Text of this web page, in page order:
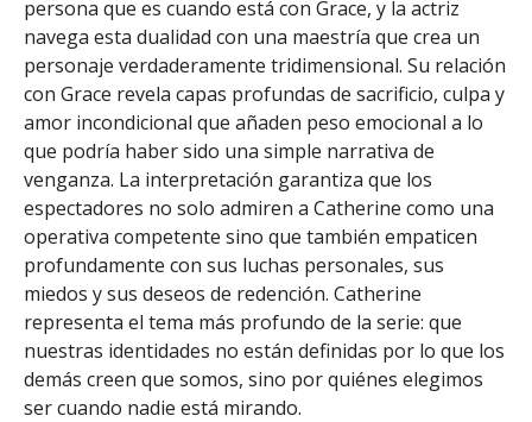
persona que es cuando está con Grace, y la actriz
navega esta dualidad con una maestría que crea un
personaje verdaderamente tridimensional. Su relación
con Grace revela capas profundas de sacrificio, culpa y
amor incondicional que añaden peso emocional a lo
que podría haber sido una simple narrativa de
venganza. La interpretación garantiza que los
espectadores no solo admiren a Catherine como una
operativa competente sino que también empaticen
profundamente con sus luchas personales, sus
miedos y sus deseos de redención. Catherine
representa el tema más profundo de la serie: que
nuestras identidades no están definidas por lo que los
demás creen que somos, sino por quiénes elegimos
ser cuando nadie está mirando.